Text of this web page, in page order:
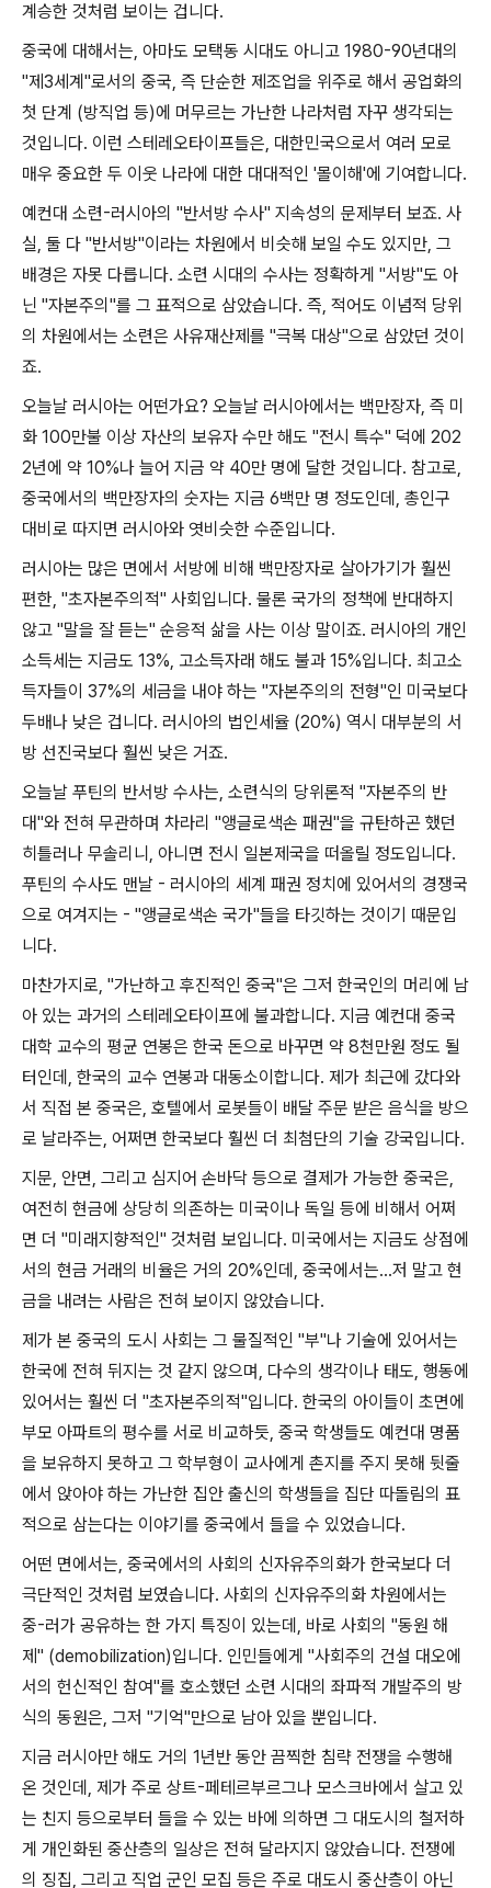
계승한 것처럼 보이는 겁니다.
중국에 대해서는, 아마도 모택동 시대도 아니고 1980-90년대의
"제 3세계 "로서의 중국, 즉 단순한 제조업을 위주로 해서 공업화의
첫 단계 (방직업 등)에 머무르는 가난한 나라처럼 자꾸 생각되는
것입니다. 이런 스테레오타이프들은, 대한민국으로서 여러 모로
매우 중요한 두 이웃 나라에 대한 대대적인 '몰이해'에 기여합니다.
예컨대 소련-러시아의 "반서방 수사" 지속성의 문제부터 보죠. 사
실, 둘 다 "반서방"이라는 차원에서 비슷해 보일 수도 있지만, 그
배경은 자못 다릅니다. 소련 시대의 수사는 정확하게 "서방"도 아
닌 "자본주의 "를 그 표적으로 삼았습니다. 즉, 적어도 이념적 당위
의 차원에서는 소련은 사유재산제를 "극복 대상"으로 삼았던 것이
죠.
오늘날 러시아는 어떤가요? 오늘날 러시아에서는 백만장자, 즉 미
화 100만불 이상 자산의 보유자 수만 해도 "전시 특수" 덕에 202
2년에 약 10%나 늘어 지금 약 40만 명에 달한 것입니다. 참고로,
중국에서의 백만장자의 숫자는 지금 6백만 명 정도인데 , 총인구
대비로 따지면 러시아와 엿비슷한 수준입니다.
러시아는 많은 면에서 서방에 비해 백만장자로 살아가기가 훨씬
편한, "초자본주의적" 사회입니다. 물론 국가의 정책에 반대하지
않고 "말을 잘 듣는" 순응적 삶을 사는 이상 말이죠. 러시아의 개인
소득세는 지금도 13%, 고소득자래 해도 불과 15%입니다. 최고소
득자들이 37%의 세금을 내야 하는 "자본주의의 전형"인 미국보다
두배나 낮은 겁니다. 러시아의 법인세율 (20%) 역시 대부분의 서
방 선진국보다 훨씬 낮은 거죠.
오늘날 푸틴의 반서방 수사는, 소련식의 당위론적 "자본주의 반
대"와 전혀 무관하며 차라리 "앵글로색손 패권"을 규탄하곤 했던
히틀러나 무솔리니 , 아니면 전시 일본제국을 떠올릴 정도입니다.
푸틴의 수사도 맨날 - 러시아의 세계 패권 정치에 있어서의 경쟁국
으로 여겨지는 - "앵글로색손 국가"들을 타깃하는 것이기 때문입
니다.
마찬가지로, "가난하고 후진적인 중국"은 그저 한국인의 머리에 남
아 있는 과거의 스테레오타이프에 불과합니다. 지금 예컨대 중국
대학 교수의 평균 연봉은 한국 돈으로 바꾸면 약 8천만원 정도 될
터인데 , 한국의 교수 연봉과 대동소이합니다. 제가 최근에 갔다와
서 직접 본 중국은, 호텔에서 로봇들이 배달 주문 받은 음식을 방으
로 날라주는, 어쩌면 한국보다 훨씬 더 최첨단의 기술 강국입니다.
지문, 안면, 그리고 심지어 손바닥 등으로 결제가 가능한 중국은,
여전히 현금에 상당히 의존하는 미국이나 독일 등에 비해서 어쩌
면 더 "미래지향적인" 것처럼 보입니다. 미국에서는 지금도 상점에
서의 현금 거래의 비율은 거의 20%인데 , 중국에서는...저 말고 현
금을 내려는 사람은 전혀 보이지 않았습니다.
제가 본 중국의 도시 사회는 그 물질적인 "부"나 기술에 있어서는
한국에 전혀 뒤지는 것 같지 않으며, 다수의 생각이나 태도, 행동에
있어서는 훨씬 더 "초자본주의적"입니다. 한국의 아이들이 초면에
부모 아파트의 평수를 서로 비교하듯, 중국 학생들도 예컨대 명품
을 보유하지 못하고 그 학부형이 교사에게 촌지를 주지 못해 뒷줄
에서 앉아야 하는 가난한 집안 출신의 학생들을 집단 따돌림의 표
적으로 삼는다는 이야기를 중국에서 들을 수 있었습니다.
어떤 면에서는, 중국에서의 사회의 신자유주의화가 한국보다 더
극단적인 것처럼 보였습니다. 사회의 신자유주의화 차원에서는
중-러가 공유하는 한 가지 특징이 있는데 , 바로 사회의 "동원 해
제 " (demobilization)입니다. 인민들에게 "사회주의 건설 대오에
서의 헌신적인 참여"를 호소했던 소련 시대의 좌파적 개발주의 방
식의 동원은, 그저 "기억"만으로 남아 있을 뿐입니다.
지금 러시아만 해도 거의 1년반 동안 끔찍한 침략 전쟁을 수행해
온 것인데 , 제가 주로 상트-페테르부르그나 모스크바에서 살고 있
는 친지 등으로부터 들을 수 있는 바에 의하면 그 대도시의 철저하
게 개인화된 중산층의 일상은 전혀 달라지지 않았습니다. 전쟁에
의 징집, 그리고 직업 군인 모집 등은 주로 대도시 중산층이 아닌